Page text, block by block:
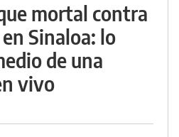
mortal contra
Sinaloa: lo
de una
vivo